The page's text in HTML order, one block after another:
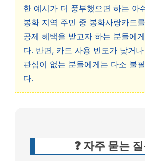
한 예시가 더 풍부했으면 하는 아
봉화 지역 주민 중 봉화사랑카드
공제 혜택을 받고자 하는 분들에
다. 반면, 카드 사용 빈도가 낮거
관심이 없는 분들에게는 다소 불
다.
❓ 자주 묻는